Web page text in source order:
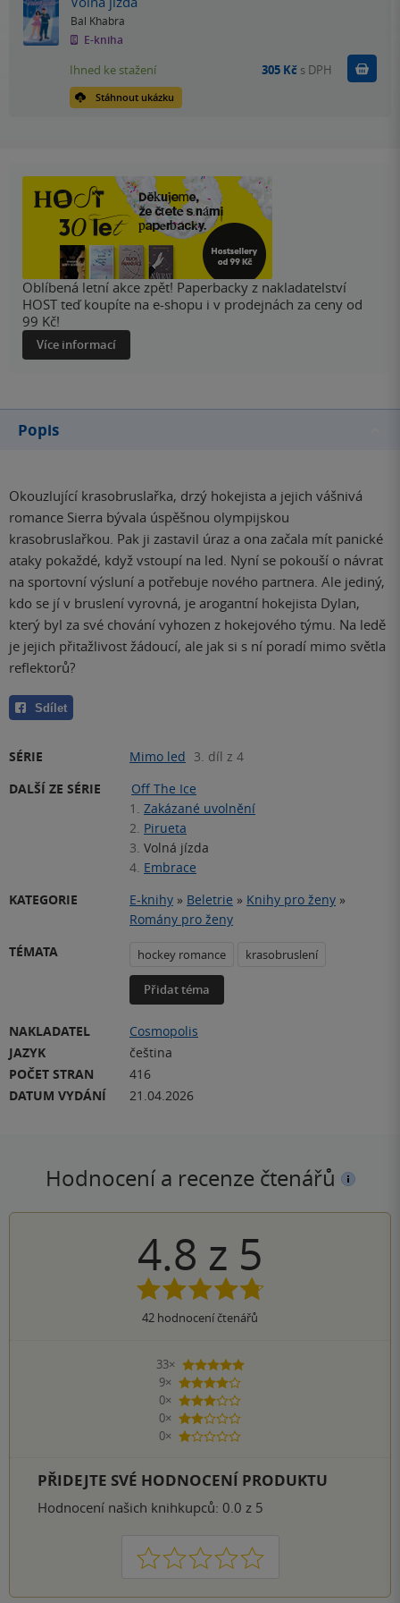
Bal Khabra
E-kniha
Stáhnout ukázku
Ihned ke stažení 305 Kč s DPH Koupit
Oblíbená letní akce zpět! Paperbacky z nakladatelství
HOST teď koupíte na e-shopu i v prodejnách za ceny od
99 Kč!
Více informací
Popis
Okouzlující krasobruslařka, drzý hokejista a jejich vášnivá
romance Sierra bývala úspěšnou olympijskou
krasobruslařkou. Pak ji zastavil úraz a ona začala mít panické
ataky pokaždé, když vstoupí na led. Nyní se pokouší o návrat
na sportovní výsluní a potřebuje nového partnera. Ale jediný,
kdo se jí v bruslení vyrovná, je arogantní hokejista Dylan,
který byl za své chování vyhozen z hokejového týmu. Na ledě
je jejich přitažlivost žádoucí, ale jak si s ní poradí mimo světla
reflektorů?
Sdílet
SÉRIE Mimo led 3. díl z 4
DALŠÍ ZE SÉRIE
Off The Ice
1. Zakázané uvolnění
2. Pirueta
3. Volná jízda
4. Embrace
KATEGORIE
E-knihy » Beletrie » Knihy pro ženy »
Romány pro ženy
TÉMATA
hockey romance krasobruslení
Přidat téma
NAKLADATEL
Cosmopolis
JAZYK
čeština
POČET STRAN
416
DATUM VYDÁNÍ
21.04.2026
Hodnocení a recenze čtenářů
4.8 z 5
42 hodnocení čtenářů
33×
5 hvězdiček
9×
4 hvězdičky
0×
3 hvězdičky
0×
2 hvězdičky
0×
1 hvezdička
PŘIDEJTE SVÉ HODNOCENÍ PRODUKTU
Hodnocení našich knihkupců: 0.0 z 5
1 2 3 4 5